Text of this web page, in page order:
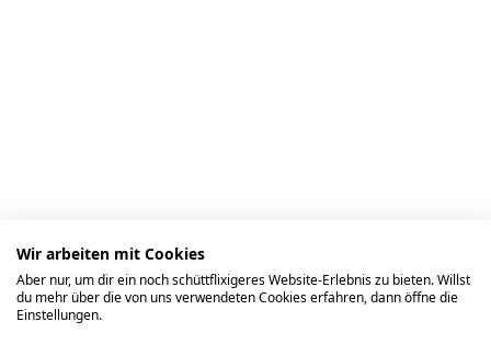
Wir arbeiten mit Cookies
Aber nur, um dir ein noch schüttflixigeres Website-Erlebnis zu bieten. Willst
du mehr über die von uns verwendeten Cookies erfahren, dann öffne die
Einstellungen.